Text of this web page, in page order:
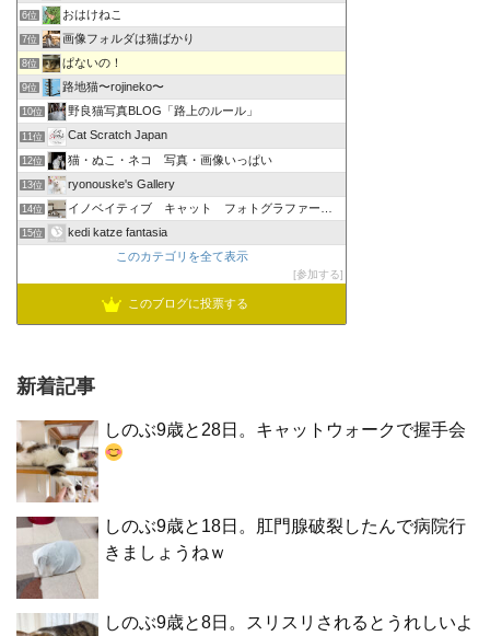
6位 おはけねこ
7位 画像フォルダは猫ばかり
8位 ぱないの！
9位 路地猫〜rojineko〜
10位 野良猫写真BLOG「路上のルール」
11位 Cat Scratch Japan
12位 猫・ぬこ・ネコ 写真・画像いっぱい
13位 ryonouske's Gallery
14位 イノベイティブ キャット フォトグラファーズ グループ
15位
kedi katze fantasia
このカテゴリを全て表示
参加する
このブログに投票する
新着記事
しのぶ9歳と28日。キャットウォークで握手会
しのぶ9歳と18日。肛門腺破裂したんで病院行
きましょうねｗ
しのぶ9歳と8日。スリスリされるとうれしいよ